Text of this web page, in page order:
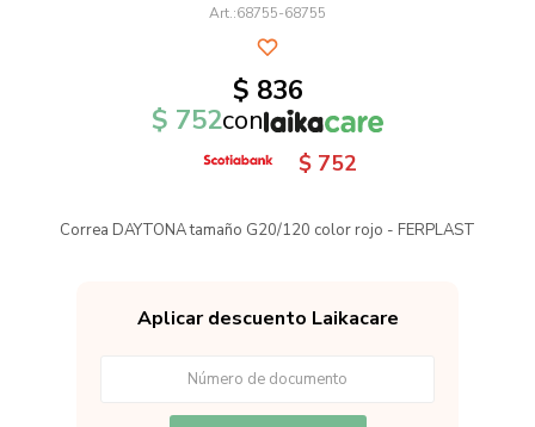
68755-68755
$ 836
$ 752con
$ 752
Correa DAYTONA tamaño G20/120 color rojo - FERPLAST
Aplicar descuento Laikacare